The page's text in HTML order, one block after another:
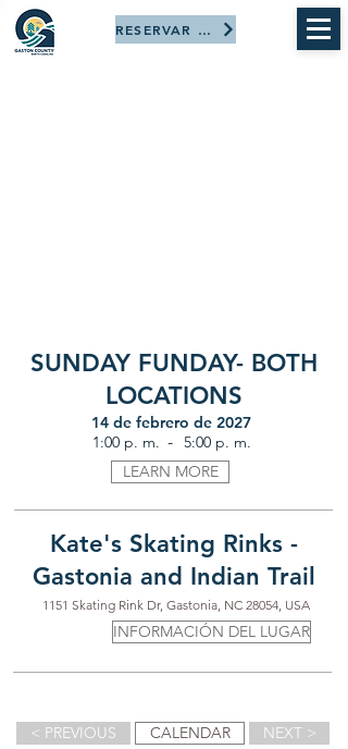
RESERVAR AHORA
SUNDAY FUNDAY- BOTH
LOCATIONS
14 de febrero de 2027
1:00 p. m. - 5:00 p. m.
LEARN MORE
Kate's Skating Rinks -
Gastonia and Indian Trail
1151 Skating Rink Dr, Gastonia, NC 28054, USA
INFORMACIÓN DEL LUGAR
< PREVIOUS CALENDAR NEXT >